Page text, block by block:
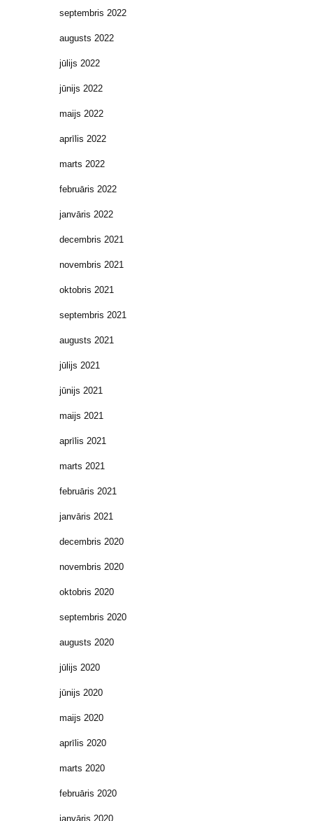
septembris 2022
augusts 2022
jūlijs 2022
jūnijs 2022
maijs 2022
aprīlis 2022
marts 2022
februāris 2022
janvāris 2022
decembris 2021
novembris 2021
oktobris 2021
septembris 2021
augusts 2021
jūlijs 2021
jūnijs 2021
maijs 2021
aprīlis 2021
marts 2021
februāris 2021
janvāris 2021
decembris 2020
novembris 2020
oktobris 2020
septembris 2020
augusts 2020
jūlijs 2020
jūnijs 2020
maijs 2020
aprīlis 2020
marts 2020
februāris 2020
janvāris 2020